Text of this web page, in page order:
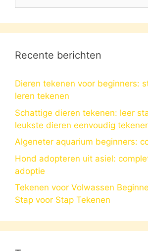
Recente berichten
Dieren tekenen voor beginners:
leren tekenen
Schattige dieren tekenen: leer
leukste dieren eenvoudig
Algeneter aquarium beginners:
Hond adopteren uit asiel:
adoptie
Tekenen voor Volwassen
Stap voor Stap Tekenen